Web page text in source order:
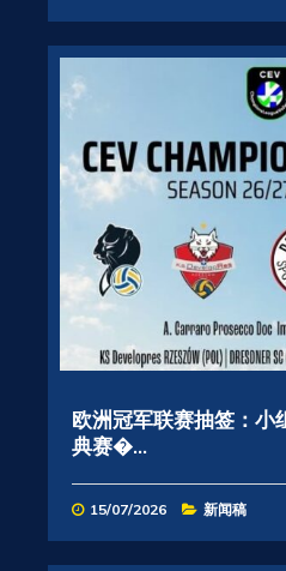
欧洲冠军联赛抽签：小
典赛�...
15/07/2026 新闻稿